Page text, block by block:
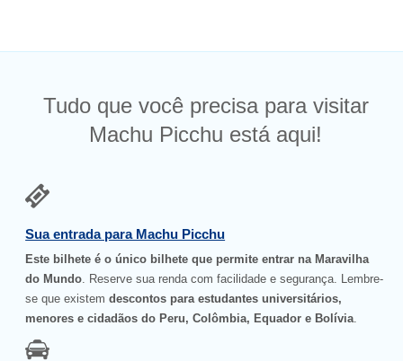
Tudo que você precisa para visitar
Machu Picchu está aqui!
Sua entrada para Machu Picchu
Este bilhete é o único bilhete que permite entrar na Maravilha
do Mundo. Reserve sua renda com facilidade e segurança. Lembre-
se que existemdescontos para estudantes universitários,
menores e cidadãos do Peru, Colômbia, Equador e Bolívia.